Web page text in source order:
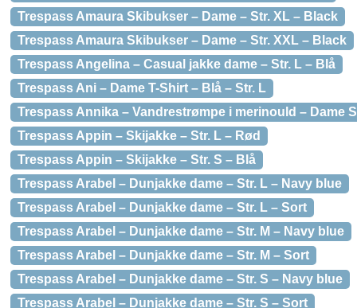
Trespass Amaura Skibukser – Dame – Str. XL – Black
Trespass Amaura Skibukser – Dame – Str. XXL – Black
Trespass Angelina – Casual jakke dame – Str. L – Blå
Trespass Ani – Dame T-Shirt – Blå – Str. L
Trespass Annika – Vandrestrømpe i merinould – Dame
Trespass Appin – Skijakke – Str. L – Rød
Trespass Appin – Skijakke – Str. S – Blå
Trespass Arabel – Dunjakke dame – Str. L – Navy blue
Trespass Arabel – Dunjakke dame – Str. L – Sort
Trespass Arabel – Dunjakke dame – Str. M – Navy blue
Trespass Arabel – Dunjakke dame – Str. M – Sort
Trespass Arabel – Dunjakke dame – Str. S – Navy blue
Trespass Arabel – Dunjakke dame – Str. S – Sort